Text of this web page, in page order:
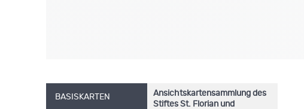
BASISKARTEN
Ansichtskartensammlung des
Stiftes St. Florian und